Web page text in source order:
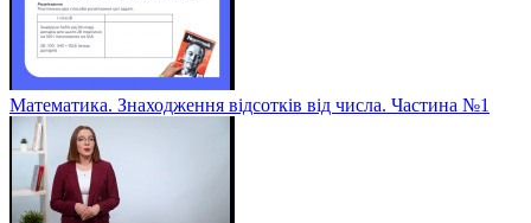
Математика. Знаходження відсотків від числа. Частина №1